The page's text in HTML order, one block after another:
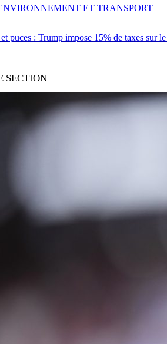
puces : Trump impose 15% de taxes sur
ET TRANSPORT
SECTION